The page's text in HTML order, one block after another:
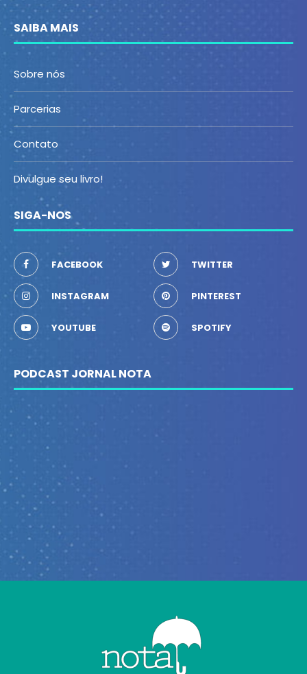
SAIBA MAIS
Sobre nós
Parcerias
Contato
Divulgue seu livro!
SIGA-NOS
FACEBOOK TWITTER
INSTAGRAM PINTEREST
YOUTUBE SPOTIFY
PODCAST JORNAL NOTA